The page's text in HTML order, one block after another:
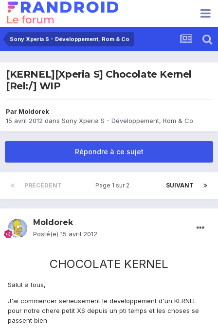
Sony Xperia S - Développement, Rom & Co
[KERNEL][Xperia S] Chocolate Kernel
[Rel:/] WIP
Par Moldorek
15 avril 2012 dans Sony Xperia S - Développement, Rom & Co
Répondre à ce sujet
PRÉCÉDENT SUIVANT
Page 1 sur 2
Moldorek
Posté(e) 15 avril 2012
CHOCOLATE KERNEL
Salut a tous,
J'ai commencer serieusement le developpement d'un KERNEL
pour notre chere petit XS depuis un pti temps et les choses se
passent bien